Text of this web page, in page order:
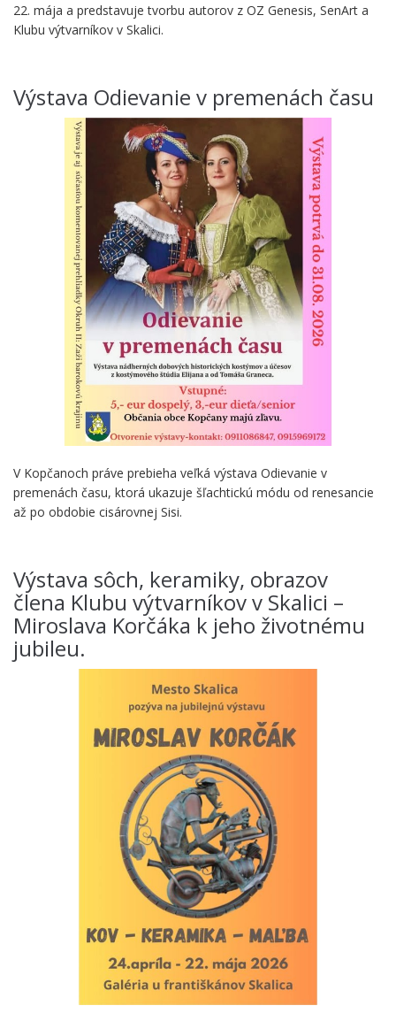
22. mája a predstavuje tvorbu autorov z OZ Genesis, SenArt a
Klubu výtvarníkov v Skalici.
Výstava Odievanie v premenách času
V Kopčanoch práve prebieha veľká výstava Odievanie v
premenách času, ktorá ukazuje šľachtickú módu od renesancie
až po obdobie cisárovnej Sisi.
Výstava sôch, keramiky, obrazov
člena Klubu výtvarníkov v Skalici –
Miroslava Korčáka k jeho životnému
jubileu.